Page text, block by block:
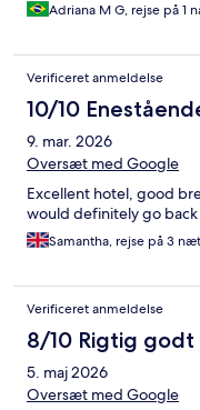
Adriana M G, rejse på 1
Verificeret anmeldelse
10/10
9. mar. 2026
Oversæt med Google
Excellent hotel, good
would definitely go back
Samantha, rejse på 3
Verificeret anmeldelse
8/10 Rigtig godt
5. maj 2026
Oversæt med Google